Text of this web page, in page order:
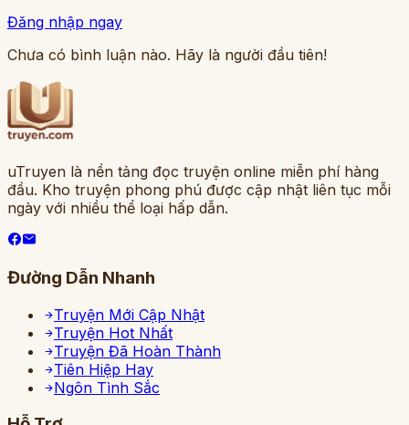
Đăng nhập ngay
Chưa có bình luận nào. Hãy là người đầu tiên!
uTruyen là nền tảng đọc truyện online miễn phí hàng
đầu. Kho truyện phong phú được cập nhật liên tục mỗi
ngày với nhiều thể loại hấp dẫn.
Đường Dẫn Nhanh
Truyện Mới Cập Nhật
Truyện Hot Nhất
Truyện Đã Hoàn Thành
Tiên Hiệp Hay
Ngôn Tình Sắc